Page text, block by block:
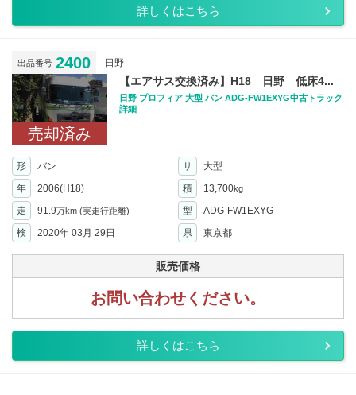
詳しくはこちら
出品番号 2400 日野
売却済み
【エアサス交換済み】H18 日野 低床4...
日野 プロフィア 大型 バン ADG-FW1EXYG中古トラック
詳細
形 バン サ
大型
年
2006(H18) 積 13,700kg
走 91.9万km (実走行距離) 型
ADG-FW1EXYG
検
2020年 03月 29日 県 東京都
販売価格
お問い合わせください。
詳しくはこちら